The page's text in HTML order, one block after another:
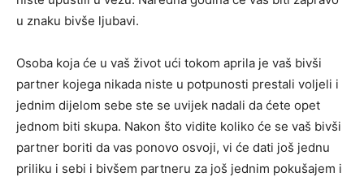
u znaku bivše ljubavi.
Osoba koja će u vaš život ući tokom aprila je vaš bivši
partner kojega nikada niste u potpunosti prestali voljeli i
jednim dijelom sebe ste se uvijek nadali da ćete opet
jednom biti skupa. Nakon što vidite koliko će se vaš bivši
partner boriti da vas ponovo osvoji, vi će dati još jednu
priliku i sebi i bivšem partneru za još jednim pokušajem i